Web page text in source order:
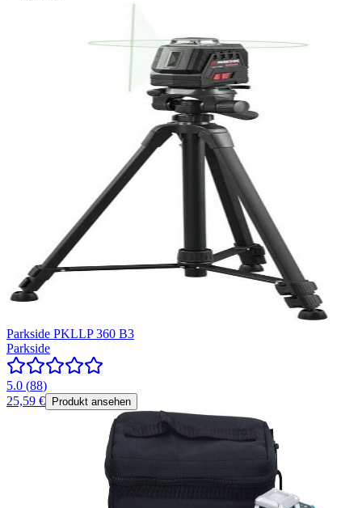
Parkside PKLLP 360 B3
Parkside
5.0 (88)
25,59 €
Produkt ansehen